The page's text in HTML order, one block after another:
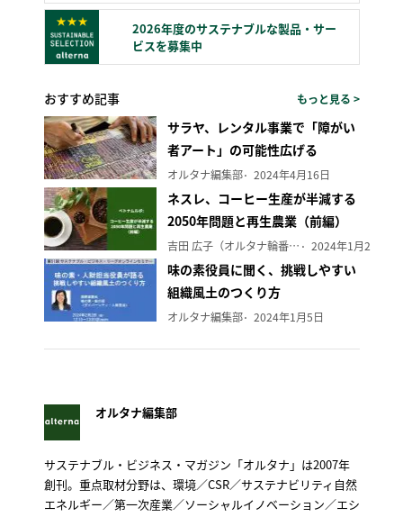
2026年度のサステナブルな製品・サー
ビスを募集中
おすすめ記事 もっと見る >
サラヤ、レンタル事業で「障がい
者アート」の可能性広げる
オルタナ編集部 2024年4月16日
ネスレ、コーヒー生産が半減する
2050年問題と再生農業（前編）
吉田 広子（オルタナ輪番編集長） 2024年1月29日
味の素役員に聞く、挑戦しやすい
組織風土のつくり方
オルタナ編集部 2024年1月5日
オルタナ編集部
サステナブル・ビジネス・マガジン「オルタナ」は2007年
創刊。重点取材分野は、環境／CSR／サステナビリティ自然
エネルギー／第一次産業／ソーシャルイノベーション／エシ